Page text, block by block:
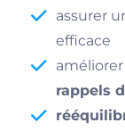
assurer
efficace
rappels